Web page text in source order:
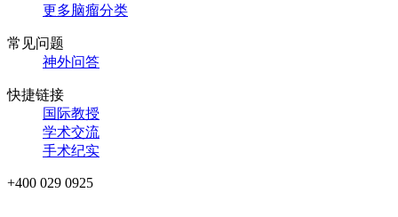
更多脑瘤分类
常见问题
神外问答
快捷链接
国际教授
学术交流
手术纪实
+400 029 0925